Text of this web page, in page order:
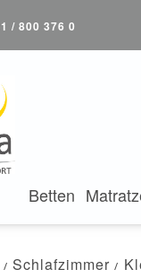
/ 800 376 0
Betten
Schlafzimmer